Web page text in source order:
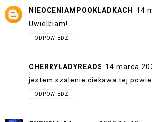
NIEOCENIAMPOOKLADKACH
14
Uwielbiam!
ODPOWIEDZ
CHERRYLADYREADS 14 marca
jestem szalenie ciekawa tej
ODPOWIEDZ